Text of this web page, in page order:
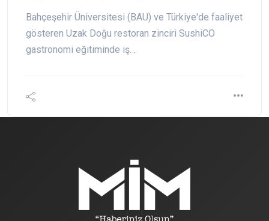
Bahçeşehir Üniversitesi (BAU) ve Türkiye'de faaliyet
gösteren Uzak Doğu restoran zinciri SushiCO
gastronomi eğitiminde iş…